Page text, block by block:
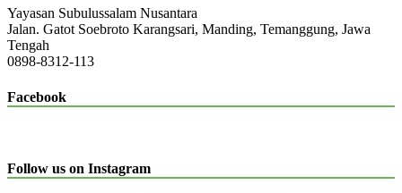
Yayasan Subulussalam Nusantara
Jalan. Gatot Soebroto Karangsari, Manding, Temanggung, Jawa
Tengah
0898-8312-113
Facebook
Follow us on Instagram